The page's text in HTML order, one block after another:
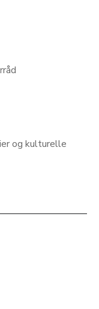
og kulturelle